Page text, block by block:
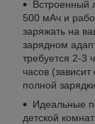
Встроенный
500 мАч и
заряжать на
зарядном
требуется 2-3
часов
полной зарядки.
Идеальные
детской